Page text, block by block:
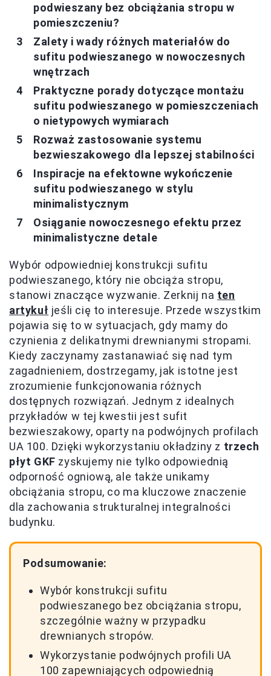
podwieszany bez obciążania stropu w
pomieszczeniu?
Zalety i wady różnych materiałów do
sufitu podwieszanego w nowoczesnych
wnętrzach
Praktyczne porady dotyczące montażu
sufitu podwieszanego w pomieszczeniach
o nietypowych wymiarach
Rozważ zastosowanie systemu
bezwieszakowego dla lepszej stabilności
Inspiracje na efektowne wykończenie
sufitu podwieszanego w stylu
minimalistycznym
Osiąganie nowoczesnego efektu przez
minimalistyczne detale
Wybór odpowiedniej konstrukcji sufitu
podwieszanego, który nie obciąża stropu,
stanowi znaczące wyzwanie. Zerknij na ten
artykuł jeśli cię to interesuje. Przede wszystkim
pojawia się to w sytuacjach, gdy mamy do
czynienia z delikatnymi drewnianymi stropami.
Kiedy zaczynamy zastanawiać się nad tym
zagadnieniem, dostrzegamy, jak istotne jest
zrozumienie funkcjonowania różnych
dostępnych rozwiązań. Jednym z idealnych
przykładów w tej kwestii jest sufit
bezwieszakowy, oparty na podwójnych profilach
UA 100. Dzięki wykorzystaniu okładziny z trzech
płyt GKF zyskujemy nie tylko odpowiednią
odporność ogniową, ale także unikamy
obciążania stropu, co ma kluczowe znaczenie
dla zachowania strukturalnej integralności
budynku.
Podsumowanie:
Wybór konstrukcji sufitu
podwieszanego bez obciążania stropu,
szczególnie ważny w przypadku
drewnianych stropów.
Wykorzystanie podwójnych profili UA
100 zapewniających odpowiednią